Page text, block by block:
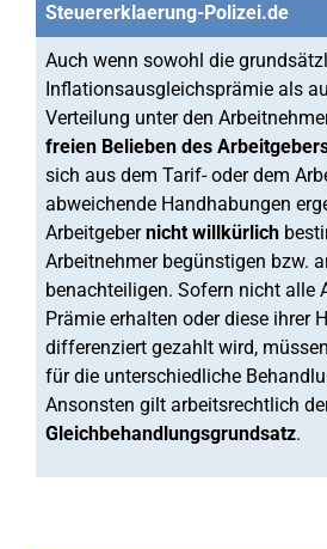
Steuererklaerung-Polizei.de
Auch wenn sowohl die
Inflationsausgleichsprämie als
Verteilung unter den
freien Belieben des
sich aus dem Tarif- oder dem
abweichende Handhabungen
Arbeitgebernicht willkürlich
Arbeitnehmer begünstigen bzw.
benachteiligen. Sofern nicht alle
Prämie erhalten oder diese ihrer
differenziert gezahlt wird,
für die unterschiedliche
Ansonsten gilt arbeitsrechtlich
Gleichbehandlungsgrundsatz.